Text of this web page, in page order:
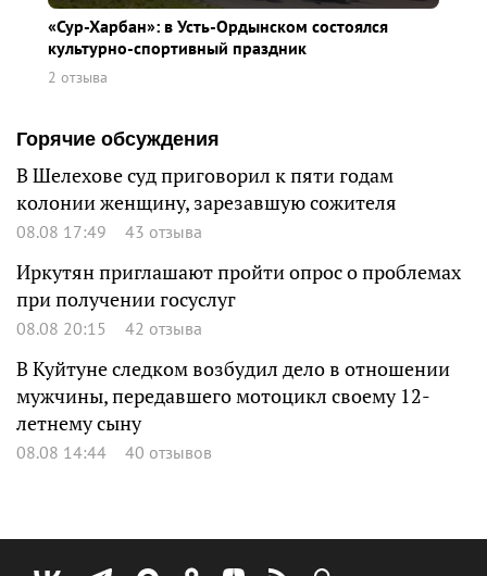
«Сур-Харбан»: в Усть-Ордынском состоялся
культурно-спортивный праздник
2 отзыва
Горячие обсуждения
В Шелехове суд приговорил к пяти годам
колонии женщину, зарезавшую сожителя
08.08 17:49 43 отзыва
Иркутян приглашают пройти опрос о проблемах
при получении госуслуг
08.08 20:15 42 отзыва
В Куйтуне следком возбудил дело в отношении
мужчины, передавшего мотоцикл своему 12-
летнему сыну
08.08 14:44 40 отзывов